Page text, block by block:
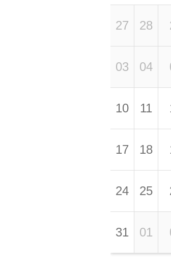
27 28
03 04
10 11
17 18
24 25
31 01